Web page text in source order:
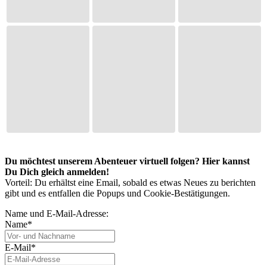
Du möchtest unserem Abenteuer virtuell folgen? Hier kannst
Du Dich gleich anmelden!
Vorteil: Du erhältst eine Email, sobald es etwas Neues zu berichten
gibt und es entfallen die Popups und Cookie-Bestätigungen.
Name und E-Mail-Adresse:
Name*
E-Mail*